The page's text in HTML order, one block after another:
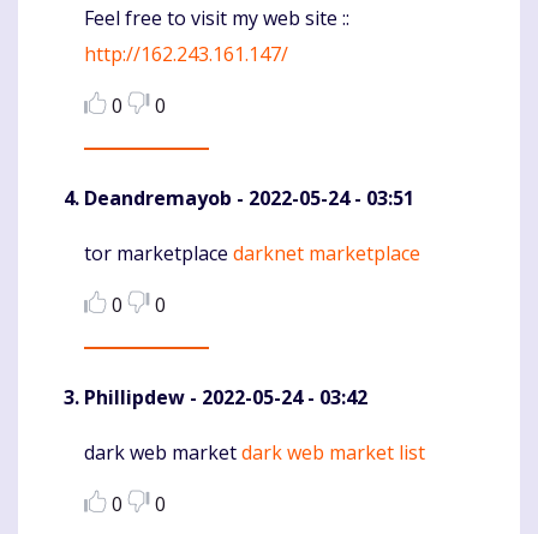
Feel free to visit my web site ::
http://162.243.161.147/
0
0
Deandremayob - 2022-05-24 - 03:51
Komentaras
tor marketplace darknet marketplace
0
0
Phillipdew - 2022-05-24 - 03:42
Komentaras
dark web marketdark web market list
0
0